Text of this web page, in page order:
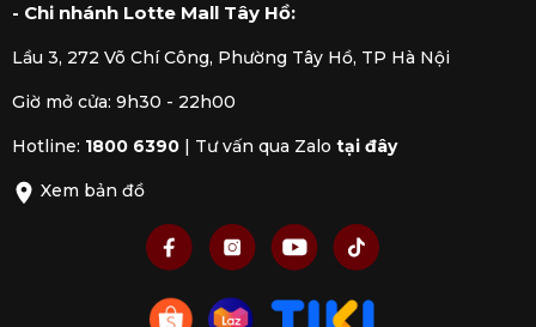
- Chi nhánh Lotte Mall Tây Hồ:
Lầu 3, 272 Võ Chí Công, Phường Tây Hồ, TP Hà Nội
Giờ mở cửa: 9h30 - 22h00
Hotline: 1800 6390 Tư vấn qua Zalo tại đây
Xem bản đồ